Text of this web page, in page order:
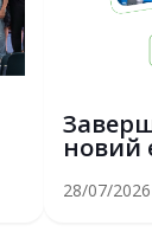
новий
28/07/2026